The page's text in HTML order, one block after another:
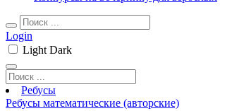
Login
Light Dark
Ребусы
Ребусы математические (авторские)